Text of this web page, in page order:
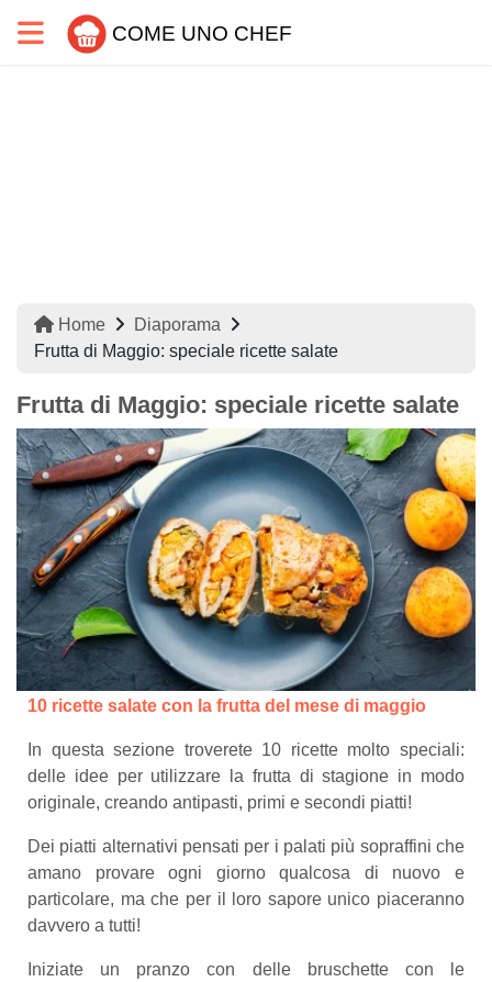
COME UNO CHEF
Home
Diaporama
Frutta di Maggio: speciale ricette salate
Frutta di Maggio: speciale ricette salate
10 ricette salate con la frutta del mese di maggio
In questa sezione troverete 10 ricette molto speciali:
delle idee per utilizzare la frutta di stagione in modo
originale, creando antipasti, primi e secondi piatti!
Dei piatti alternativi pensati per i palati più sopraffini che
amano provare ogni giorno qualcosa di nuovo e
particolare, ma che per il loro sapore unico piaceranno
davvero a tutti!
Iniziate un pranzo con delle bruschette con le